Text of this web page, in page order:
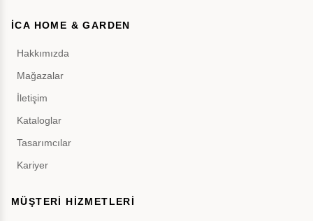
İCA HOME & GARDEN
Hakkımızda
Mağazalar
İletişim
Kataloglar
Tasarımcılar
Kariyer
MÜŞTERİ HİZMETLERİ